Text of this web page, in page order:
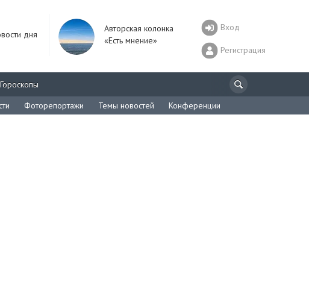
дня
Авторская колонка
«Есть мнение»
Вход
Регистрация
Гороскопы
Фоторепортажи Темы новостей Конференции